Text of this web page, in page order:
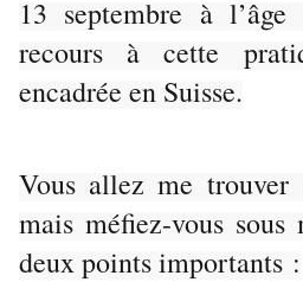
13 septembre à
recours à cette
encadrée en Suisse.
Vous allez me trouver
mais méfiez-vous
deux points importants :